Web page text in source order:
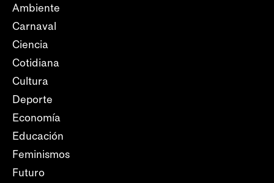
Ambiente
Carnaval
Ciencia
Cotidiana
Cultura
Deporte
Economía
Educación
Feminismos
Futuro